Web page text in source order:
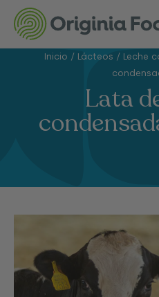
Inicio / Lácteos / Leche
Lata